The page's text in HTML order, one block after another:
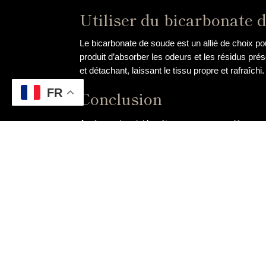
Utiliser du bicarbonate
Le bicarbonate de soude est un allié de choix
produit d’absorber les odeurs et les résidus
et détachant, laissant le tissu propre et rafraîchi.
Conclusion
Après avoir suivi les étapes recommandées
FR